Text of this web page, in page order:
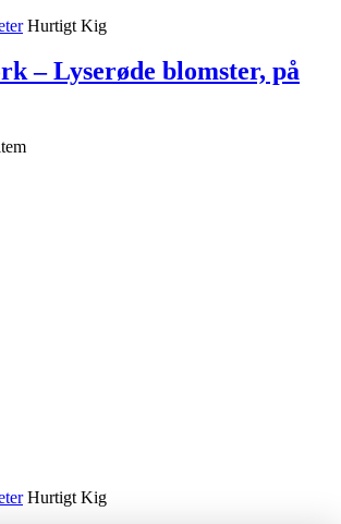
Hurtigt Kig
– Lyserøde blomster, på
Hurtigt Kig